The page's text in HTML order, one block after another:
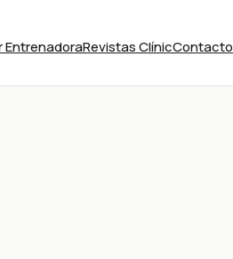
EntrenadoraRevistas ClínicContacto